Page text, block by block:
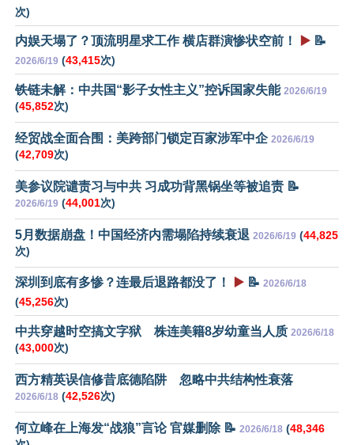
次)
内娱天塌了？顶流明星求工作 横店群演惨状空前！ ▶️ 📝
2026/6/19 (43,415次)
铁链未解：中共国“影子女性主义”控诉国家失能 2026/6/19
(45,852次)
经贸战全面合围：美跨部门锁定百家涉军中企 2026/6/19
(42,709次)
美参议院谴责习与中共 习成功背黑锅坐等被追责 📝
2026/6/19 (44,001次)
5月数据崩盘！中国经济内需塌陷持续衰退 2026/6/19 (44,825
次)
深圳到底有多惨？连最后退路都没了！ ▶️ 📝 2026/6/18
(45,256次)
中共穿越时空搞文字狱 株连美籍8岁幼童当人质 2026/6/18
(43,000次)
西方精英误信修昔底德陷阱 忽略中共结构性衰落
2026/6/18 (42,526次)
何立峰在上海发“战狼”言论 官媒删除 📝 2026/6/18 (48,346